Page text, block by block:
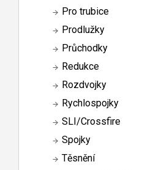
Pro trubice
Prodlužky
Průchodky
Redukce
Rozdvojky
Rychlospojky
SLI/Crossfire
Spojky
Těsnění